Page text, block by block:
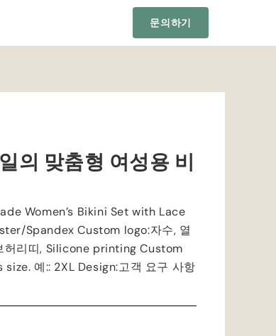
문의하기
의 맞춤형 여성용 비
Women’s Bikini Set with Lace
Spandex Custom logo:자수, 열
허리띠, Silicone printing Custom
size. 예:: 2XL Design:고객 요구 사항